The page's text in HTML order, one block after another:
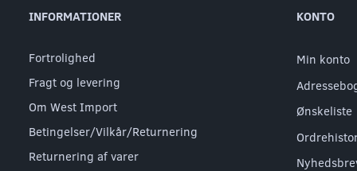
INFORMATIONER
Fortrolighed
Fragt og levering
Om West Import
Betingelser/Vilkår/Returnering
Returnering af varer
KONTO
Min konto
Ønskeliste